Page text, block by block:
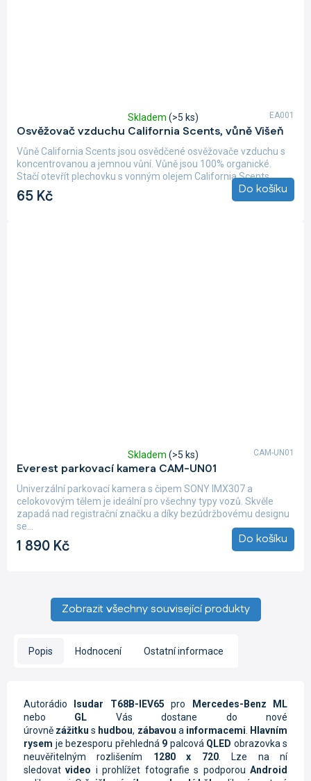
Osvěžovač vzduchu California Scents, vůně Višeň
hodnocení
produktu
je
5,0
5
Skladem (>5 ks)
65 Kč Do košíku
Vůně California Scents jsou osvědčené osvěžovače vzduchu s
koncentrovanou a jemnou vůní. Vůně jsou 100% organické.
Stačí otevřít plechovku s vonným olejem California Scents,...
EA001
Everest parkovací kamera CAM-UN01
hodnocení
produktu
je
5,0
z
hvězdiček.
Skladem (>5 ks)
1 890 Kč Do košíku
Univerzální parkovací kamera s čipem SONY IMX307 a
celokovovým tělem je ideální pro všechny typy vozů. Skvěle
zapadá nad registrační značku a díky bezúdržbovému designu
se...
CAM-UN01
Zobrazit všechny související produkty
Popis Hodnocení Ostatní informace
Autorádio Isudar T68B-IEV65 pro Mercedes-Benz ML
nebo GL Vás dostane do nové
úrovně zážitku s hudbou, zábavou a informacemi
Hlavním
rysem je bezesporu přehledná 9 palcová QLED obrazovka s
neuvěřitelným rozlišením 1280 x 720. Lze na ní
sledovatvideo i prohlížet fotografie s podporouAndroid